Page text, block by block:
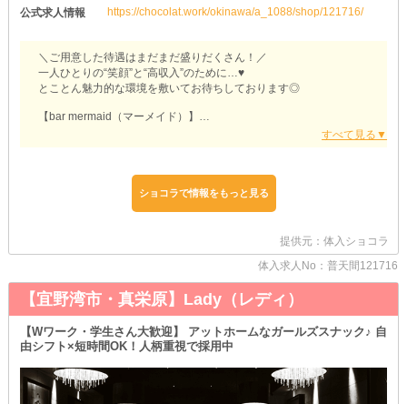
公式求人情報
https://chocolat.work/okinawa/a_1088/shop/121716/
＼ご用意した待遇はまだまだ盛りだくさん！／
一人ひとりの“笑顔”と“高収入”のために…♥
とことん魅力的な環境を敷いてお待ちしております◎
【bar mermaid（マーメイド）】
その日の気分に合わせてお好きなコーデで出勤してください♥
事前準備や初期費用がかからないのもウレシイPOINTですね◎
つまり…お酒が苦手／そもそも飲めない子も安心の環境♥
《ノンアル接客》でも問題ないので、気軽に活用してみましょう♪
万が一の場合はスタッフがフォローするためご心配いりません◎
もちろん、経験者さんも大歓迎です！！！
当店へ入店の際は、お給料面や待遇面などを《最大限優遇》いたし
ます♪
納得の条件を揃えたいので、面接にてこれまでの経歴についてお聞
かせください◎
最高レベルに充実したナイトワークライフを、一緒に過ごしません
か♥
ショコラで情報をもっと見る
提供元：体入ショコラ
体入求人No：普天間121716
【宜野湾市・真栄原】Lady（レディ）
【Wワーク・学生さん大歓迎】 アットホームなガールズスナック♪ 自
由シフト×短時間OK！人柄重視で採用中